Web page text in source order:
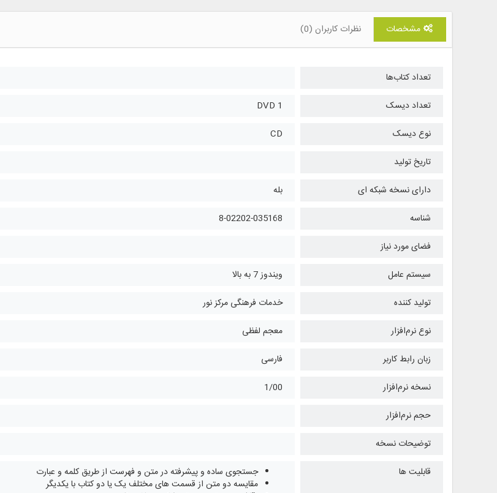
مشخصات نظرات کاربران (0)
تعداد کتاب‌ها
تعداد دیسک
1 DVD
نوع دیسک
CD
تاریخ تولید
دارای نسخه شبکه ای
بله
شناسه
8-02202-035168
فضای مورد نیاز
سیستم عامل
ویندوز 7 به بالا
تولید کننده
خدمات فرهنگی مرکز نور
نوع نرم‌افزار
معجم لفظی
زبان رابط کاربر
فارسی
نسخه نرم‌افزار
1/00
حجم نرم‌افزار
توضیحات نسخه
قابلیت ها
جستجوی ساده و پیشرفته در متن و فهرست از طریق کلمه و عبارت
مقایسه دو متن از قسمت های مختلف یک یا دو کتاب با یکدیگر